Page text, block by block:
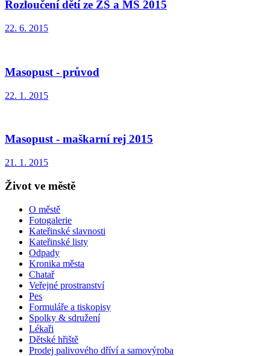
Rozloučení dětí ze ZŠ a MŠ 2015
22. 6. 2015
Masopust - průvod
22. 1. 2015
Masopust - maškarní rej 2015
21. 1. 2015
Život ve městě
O městě
Fotogalerie
Kateřinské slavnosti
Kateřinské listy
Odpady
Kronika města
Chatař
Veřejné prostranství
Pes
Formuláře a tiskopisy
Spolky & sdružení
Lékaři
Dětské hřiště
Prodej palivového dříví a samovýroba